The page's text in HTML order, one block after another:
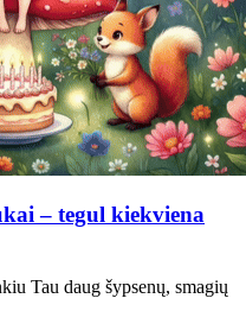
– tegul kiekviena
Tau daug šypsenų, smagių